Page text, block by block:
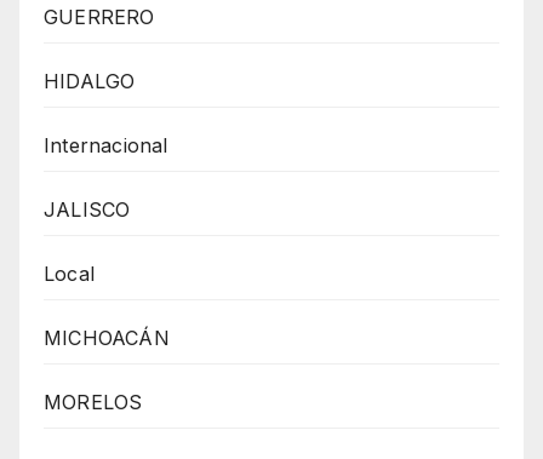
GUERRERO
HIDALGO
Internacional
JALISCO
Local
MICHOACÁN
MORELOS